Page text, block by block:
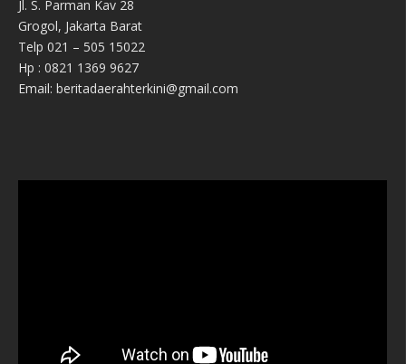
Jl. S. Parman Kav 28
Grogol, Jakarta Barat
Telp 021 – 505 15022
Hp : 0821 1369 9627
Email: beritadaerahterkini@gmail.com